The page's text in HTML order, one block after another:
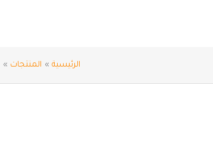
الرئيسية المنتجات